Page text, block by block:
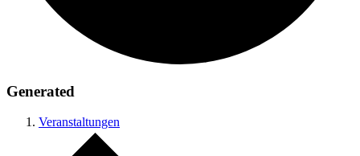
Generated
Veranstaltungen